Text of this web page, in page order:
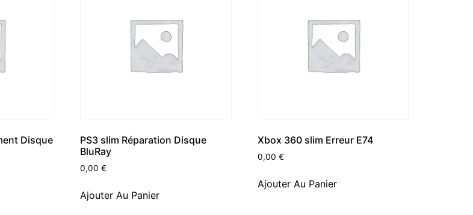
Disque
PS3 slim Réparation Disque
BluRay
0,00€
Ajouter Au Panier
Xbox 360 slim Erreur E74
0,00€
Ajouter Au Panier